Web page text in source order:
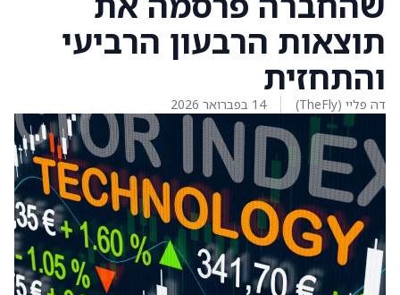
תוצאות הרבעון הרביעי
והתחזית
דה פליי (TheFly) 14 בפברואר 2026